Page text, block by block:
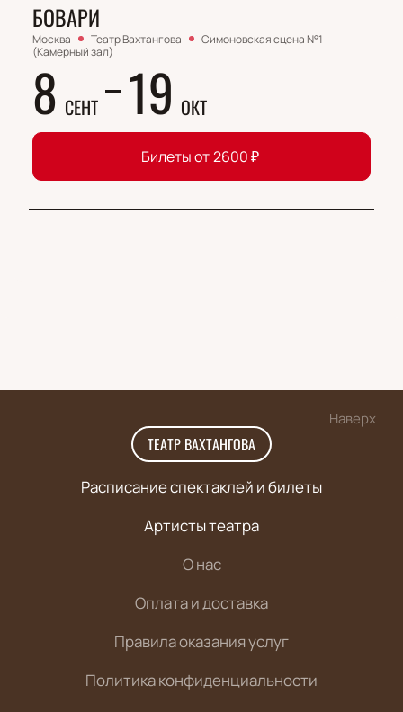
БОВАРИ
Москва Театр Вахтангова
Симоновская сцена №1
(Камерный зал)
8 СЕНТ 19 ОКТ
Билеты от 2600₽
Наверх
ТЕАТР ВАХТАНГОВА
Расписание спектаклей и билеты
Артисты театра
О нас
Оплата и доставка
Правила оказания услуг
Политика конфиденциальности